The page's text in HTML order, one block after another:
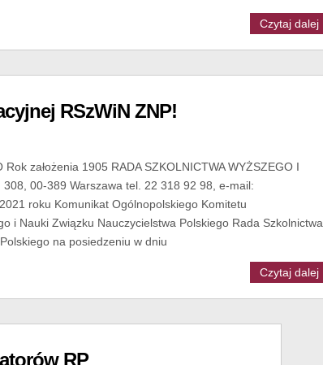
Czytaj dalej
RSzWiN ZNP!
założenia 1905 RADA SZKOLNICTWA WYŻSZEGO I
00-389 Warszawa tel. 22 318 92 98, e-mail:
roku Komunikat Ogólnopolskiego Komitetu
i Nauki Związku Nauczycielstwa Polskiego Rada Szkolnictwa
na posiedzeniu w dniu
Czytaj dalej
RP